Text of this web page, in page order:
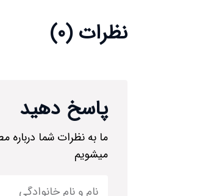
نظرات (0)
پاسخ دهید
ما به نظرات شما
میشویم